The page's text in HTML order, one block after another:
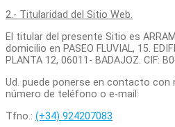
2.- Titularidad del Sitio Web.
El titular del presente Sitio es ARRAM
domicilio en PASEO FLUVIAL, 15.
PLANTA 12, 06011- BADAJOZ. CIF:
Ud. puede ponerse en contacto
número de teléfono o e-mail:
Tfno.: (+34) 924207083